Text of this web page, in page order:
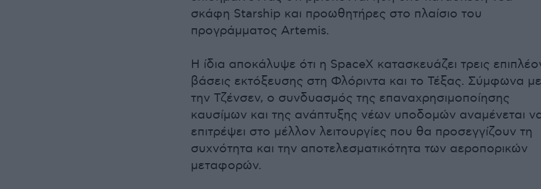
σκάφη Starship και προωθητήρες στο πλαίσιο του
προγράμματος Artemis.
Η ίδια αποκάλυψε ότι η SpaceX κατασκευάζει τρεις
βάσεις εκτόξευσης στη Φλόριντα και το Τέξας. Σύμφωνα με
την Τζένσεν, ο συνδυασμός της επαναχρησιμοποίησης
καυσίμων και της ανάπτυξης νέων υποδομών αναμένεται
επιτρέψει στο μέλλον λειτουργίες που θα προσεγγίζουν τη
συχνότητα και την αποτελεσματικότητα των αεροπορικών
μεταφορών.